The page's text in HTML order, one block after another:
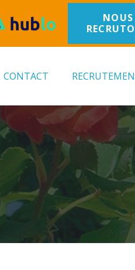
NOUS
CONTACT